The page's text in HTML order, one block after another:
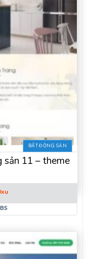
BẤT ĐỘNG SẢN
sản 11 – theme
xuGiá
tại